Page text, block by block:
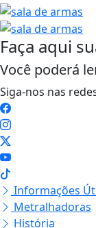
rifle
Militar
Faça aqui
Você poderá
Siga-nos nas